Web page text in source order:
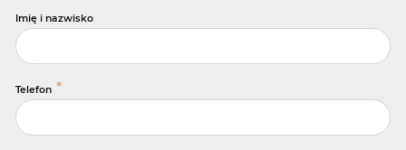
Imię i nazwisko
Telefon *